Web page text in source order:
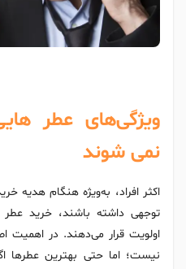
ویژگی‌های عطر
نمی شوند
اکثر افراد، به‌ویژه هنگام هدیه
توجهی داشته باشند، خرید عطر
اولویت قرار می‌دهند. در
نیست؛ اما حتی بهترین عطرها